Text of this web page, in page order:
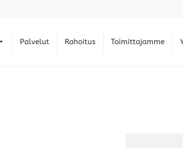
Palvelut Rahoitus Toimittajamme